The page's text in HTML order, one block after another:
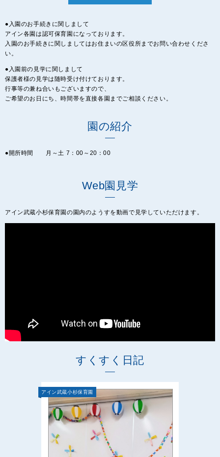
●入園のお手続きに関しまして
アイン各園は認可保育園になっております。
入園のお手続きに関しましてはお住まいの区役所までお問い合わせくださ
い。
●入園前の見学に関しまして
保護者様の見学は随時受け付けております。
行事等の兼ね合いもございますので、
ご希望のお日にち、時間帯を直接各園までご相談ください。
園の紹介
●開所時間 月～土 7：00～20：00
Web園見学
アイン武蔵小杉保育園の園内のようすを動画で見学していただけます。
すくすく日記
アイン武蔵小杉保育園